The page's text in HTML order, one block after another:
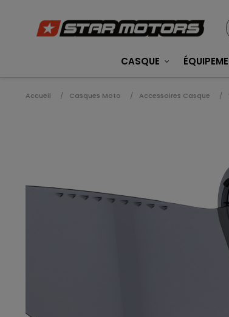
CASQUE
Accueil Casques Moto Accessoires Casque